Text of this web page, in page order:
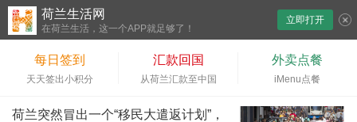
荷兰生活网
在荷兰生活，这一个APP就足够了！
立即打开
每日签到
天天签出小积分
汇款回国
从荷兰汇款至中国
外卖点餐
iMenu点餐
荷兰突然冒出一个“移民大遣返计划”，